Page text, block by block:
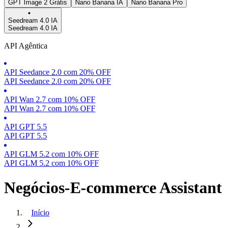
GPT Image 2 Grátis
Nano Banana IA
Nano Banana Pro
Seedream 4.0 IA
Seedream 4.0 IA
API Agêntica
API Seedance 2.0 com 20% OFF
API Seedance 2.0 com 20% OFF
API Wan 2.7 com 10% OFF
API Wan 2.7 com 10% OFF
API GPT 5.5
API GPT 5.5
API GLM 5.2 com 10% OFF
API GLM 5.2 com 10% OFF
Negócios-E-commerce Assistant
Início